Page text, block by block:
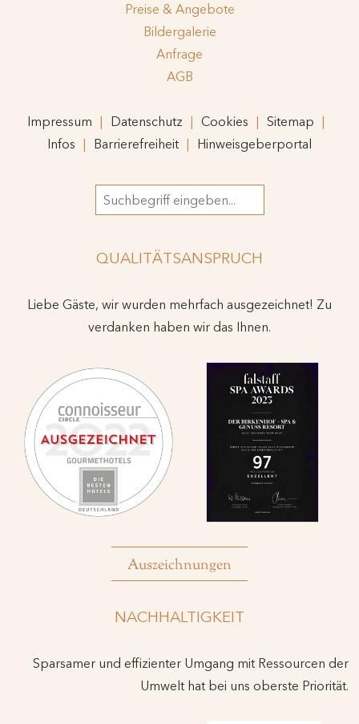
Preise & Angebote
Bildergalerie
Anfrage
AGB
Impressum Datenschutz Cookies
Sitemap
Infos
Barrierefreiheit Hinweisgeberportal
Suchbegriff
QUALITÄTSANSPRUCH
Liebe Gäste, wir wurden mehrfach ausgezeichnet! Zu
verdanken haben wir das Ihnen.
Auszeichnungen
NACHHALTIGKEIT
Sparsamer und effizienter Umgang mit Ressourcen der
Umwelt hat bei uns oberste Priorität.